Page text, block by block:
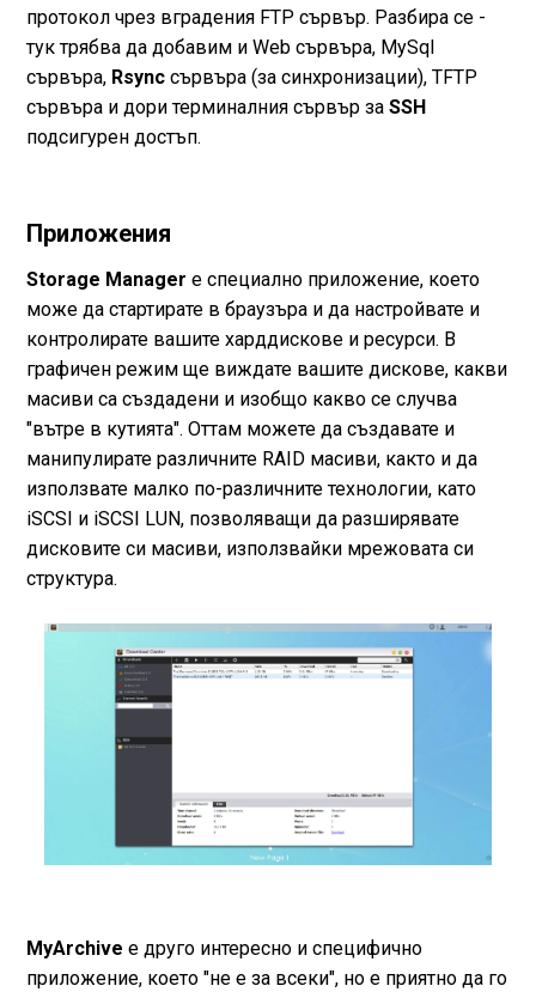
протокол чрез вградения FTP сървър. Разбира се -
тук трябва да добавим и Web сървъра, MySql
сървъра, Rsync сървъра (за синхронизации), TFTP
сървъра и дори терминалния сървър за SSH
подсигурен достъп.
Приложения
Storage Manager е специално приложение, което
може да стартирате в браузъра и да настройвате и
контролирате вашите харддискове и ресурси. В
графичен режим ще виждате вашите дискове, какви
масиви са създадени и изобщо какво се случва
"вътре в кутията". Оттам можете да създавате и
манипулирате различните RAID масиви, както и да
използвате малко по-различните технологии, като
iSCSI и iSCSI LUN, позволяващи да разширявате
дисковите си масиви, използвайки мрежовата си
структура.
MyArchive е друго интересно и специфично
приложение, което "не е за всеки", но е приятно да го